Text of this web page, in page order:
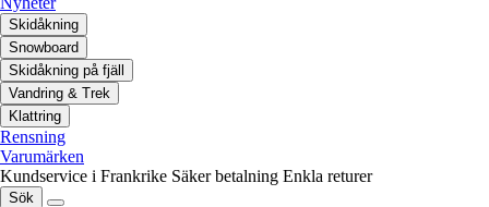
Skidåkning
Snowboard
Skidåkning på fjäll
Vandring & Trek
Klattring
Rensning
Varumärken
Kundservice i Frankrike Säker betalning Enkla returer
Sök